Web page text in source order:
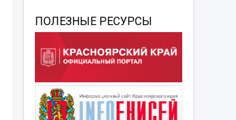
ПОЛЕЗНЫЕ РЕСУРСЫ